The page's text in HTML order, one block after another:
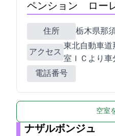
ペンション ロー
住所 栃木県那須
アクセス
東北自動車道
室ＩＣより車20
電話番号
空室
ナザルボンジュ